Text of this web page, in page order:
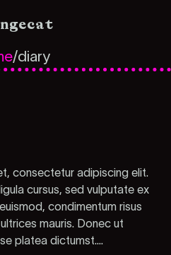
/diary
consectetur adipiscing elit.
cursus, sed vulputate ex
condimentum risus
mauris. Donec ut
platea dictumst....